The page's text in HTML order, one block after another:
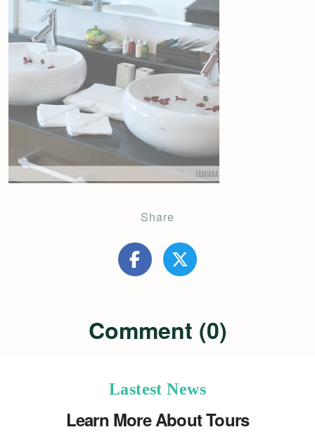
Share
Comment (0)
Lastest News
Learn More About Tours